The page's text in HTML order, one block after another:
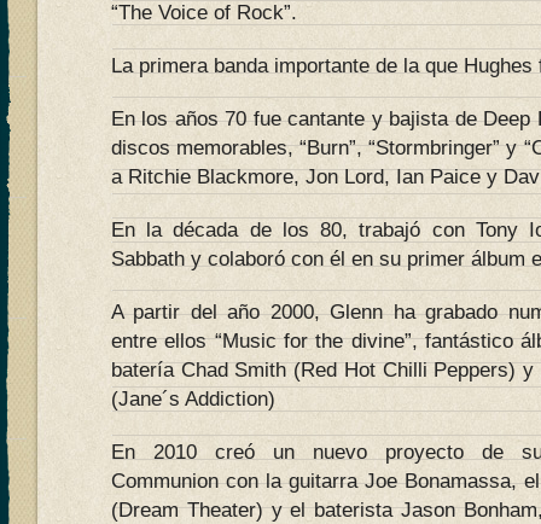
“The Voice of Rock”.
La primera banda importante de la que
En los años 70 fue cantante y bajista de Deep
discos memorables, “Burn”, “Stormbringer” y
a Ritchie Blackmore, Jon Lord, Ian Paice y
En la década de los 80, trabajó con Tony
Sabbath y colaboró con él en su primer álbum
A partir del año 2000, Glenn ha grabado
entre ellos “Music for the divine”, fantástico
batería Chad Smith (Red Hot Chilli Peppers)
(Jane´s Addiction)
En 2010 creó un nuevo proyecto de
Communion con la guitarra Joe Bonamassa,
(Dream Theater) y el baterista Jason